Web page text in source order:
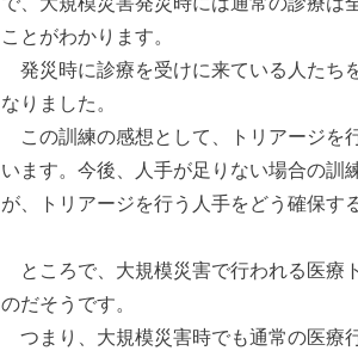
ことがわかります。
発災時に診療を受けに来ている人たち
なりました。
この訓練の感想として、トリアージを
います。今後、人手が足りない場合の訓
が、トリアージを行う人手をどう確保す
ところで、大規模災害で行われる医療
のだそうです。
つまり、大規模災害時でも通常の医療